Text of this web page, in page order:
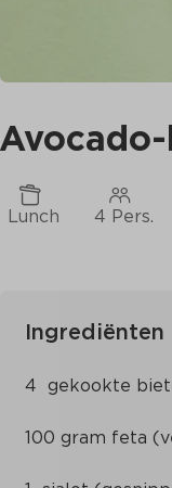
Lunch 4 Pers.
Ingrediënten